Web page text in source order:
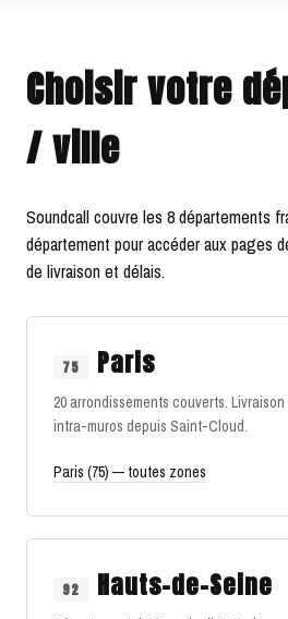
Choisir votre
/ ville
Soundcall couvre les 8 départements
département pour accéder aux pages
de livraison et délais.
75 Paris
20 arrondissements couverts.
intra-muros depuis Saint-Cloud.
Paris (75) — toutes zones
92 Hauts-de-Seine